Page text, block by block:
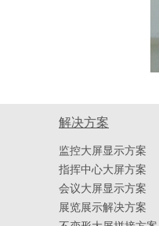
解决方案
监控大屏显示方案
指挥中心大屏方案
会议大屏显示方案
展览展示解决方案